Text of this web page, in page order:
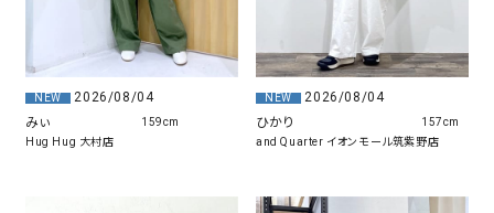
NEW
2026/08/04
みぃ
Hug Hug 大村店
159cm
NEW
2026/08/04
ひかり
and Quarter イオンモール筑紫野店
157cm